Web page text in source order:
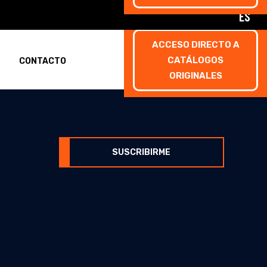
ES
CONTACTO
ACCESO DIRECTO A
CATÁLOGOS
ORIGINALES
SUSCRIBIRME